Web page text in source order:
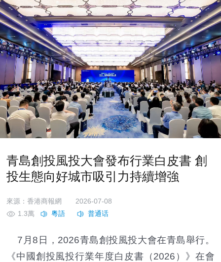
青島創投風投大會發布行業白皮書 創
投生態向好城市吸引力持續增強
來源：香港商報網
2026-07-08
1.3萬
7月8日，2026青島創投風投大會在青島舉行。
《中國創投風投行業年度白皮書（2026）》在會